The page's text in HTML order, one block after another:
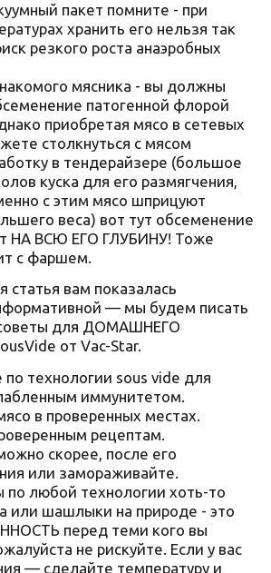
пакет помните - при
хранить его нельзя так
резкого роста анаэробных
мясника - вы должны
патогенной флорой
приобретая мясо в сетевых
столкнуться с мясом
в тендерайзере (большое
куска для его размягчения,
с этим мясо шприцуют
веса) вот тут обсеменение
НА ВСЮ ЕГО ГЛУБИНУ! Тоже
с фаршем.
статья вам показалась
— мы будем писать
для ДОМАШНЕГО
от Vac-Star.
по технологии sous vide для
иммунитетом.
в проверенных местах.
рецептам.
скорее, после его
или замораживайте.
по любой технологии хоть-то
или шашлыки на природе - это
перед теми кого вы
не рискуйте. Если у вас
— сделайте температуру и